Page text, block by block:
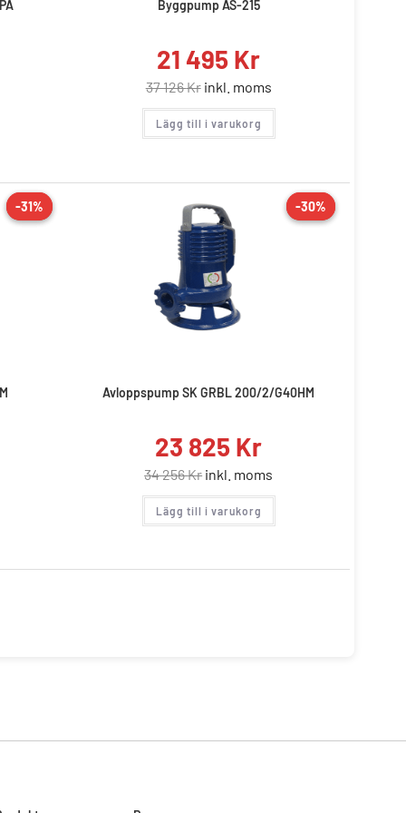
Byggpump AS-215
21 495 Kr
37 126Krinkl. moms
Lägg till i varukorg
-31%
-31% -30%
-30%
Avloppspump SK GRBL 200/2/G40HM
23 825 Kr
34 256Kr inkl. moms
Lägg till i varukorg